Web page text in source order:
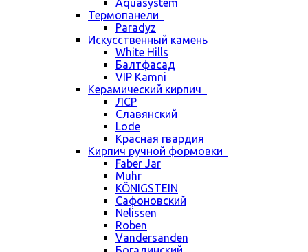
Aquasystem
Термопанели
Paradyz
Искусственный камень
White Hills
Балтфасад
VIP Kamni
Керамический кирпич
ЛСР
Славянский
Lode
Красная гвардия
Кирпич ручной формовки
Faber Jar
Muhr
KÖNIGSTEIN
Сафоновский
Nelissen
Roben
Vandersanden